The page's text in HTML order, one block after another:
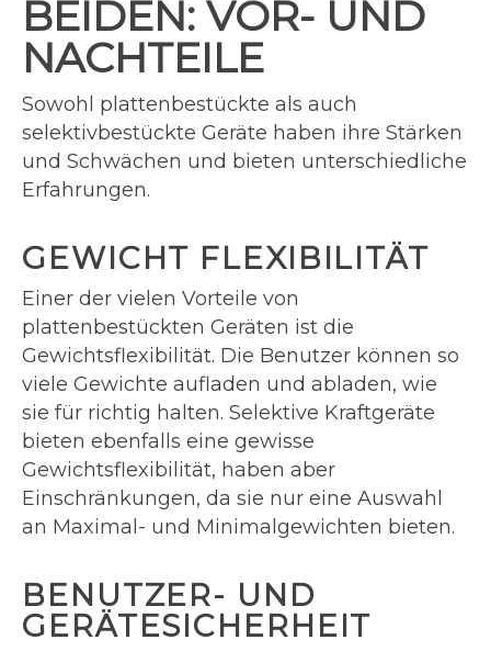
BEIDEN: VOR- UND
NACHTEILE
Sowohl plattenbestückte als auch
selektivbestückte Geräte haben ihre Stärken
und Schwächen und bieten unterschiedliche
Erfahrungen.
GEWICHT FLEXIBILITÄT
Einer der vielen Vorteile von
plattenbestückten Geräten ist die
Gewichtsflexibilität. Die Benutzer können so
viele Gewichte aufladen und abladen, wie
sie für richtig halten. Selektive Kraftgeräte
bieten ebenfalls eine gewisse
Gewichtsflexibilität, haben aber
Einschränkungen, da sie nur eine Auswahl
an Maximal- und Minimalgewichten bieten.
BENUTZER- UND
GERÄTESICHERHEIT